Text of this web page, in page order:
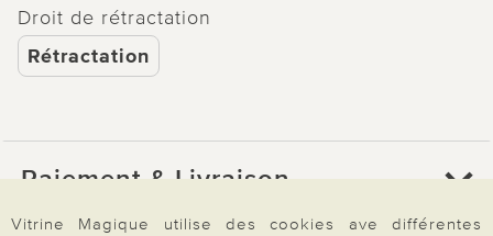
Droit de rétractation
Rétractation
Paiement & Livraison
Vitrine Magique utilise des cookies ave différentes